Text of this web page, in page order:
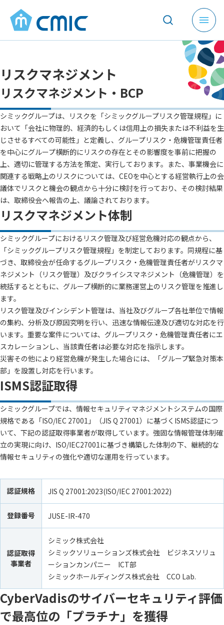
メ
ニ
ュ
ー
を
開
く
リスクマネジメント
リスクマネジメント・BCP
シミックグループは、リスクを「シミックグループリスク管理規程」に
おいて「会社に物理的、経済的もしくは信用上の損失または不利益を生
じさせるすべての可能性」と定義し、グループリスク・危機管理責任者
を中心にグループ横断的にリスクの存在とその影響度を事前に把握の
上、適切に管理する方法を策定、実行しております。また、事業機会に
関連する戦略上のリスクについては、CEOを中心とする経営執行上の会
議体でリスクと機会の観点から十分に検討を行っており、その検討結果
は、取締役会へ報告の上、議論されております。
リスクマネジメント体制
シミックグループにおけるリスク管理及び経営危機対応の観点から、
「シミックグループリスク管理規程」を制定しております。同規程に基
づき、取締役会が任命するグループリスク・危機管理責任者がリスクマ
ネジメント（リスク管理）及びクライシスマネジメント（危機管理）を
統括するとともに、グループ横断的に業務運営上のリスク管理を推進し
ます。
リスク管理及びインシデント管理は、当社及びグループ各社単位で情報
の集約、分析及び原因究明を行い、迅速な情報伝達及び適切な対応を行
います。重要な案件については、グループリスク・危機管理責任者にエ
スカレーションし、当該責任者は必要な対応を指示します。
災害その他により経営危機が発生した場合には、「グループ緊急対策本
部」を設置し対応を行います。
ISMS認証取得
シミックグループでは、情報セキュリティマネジメントシステムの国際
規格である「ISO/IEC 27001」（JIS Q 27001）に基づくISMS認証につ
いて、下記の認証取得事業者が取得しています。強固な情報管理体制確
立の実現に向け、ISO/IEC27001に基づき構築した体制の下、継続的な
情報セキュリティの強化や適切な運用を行っています。
認証規格 JIS Q 27001:2023(ISO/IEC 27001:2022)
登録番号 JUSE-IR-470
認証取得
事業者
シミック株式会社
シミックソリューションズ株式会社 ビジネスソリュ
ーションカンパニー ICT部
シミックホールディングス株式会社 CCO Lab.
CyberVadisのサイバーセキュリティ評価
で最高位の「プラチナ」を獲得